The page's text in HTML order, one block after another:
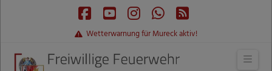
Facebook
YouTube
Instagram
Whatsapp
RSS
Wetterwarnung für Mureck aktiv!